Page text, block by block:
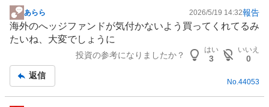
掲
示
板
あらら 2026/5/19 14:32報告
海外のへッジファンドが気付かないよう買ってくれてるみ
たいね、大変でしょうに
投資の参考になりましたか？
はい
3
いいえ
0
返信
No. 44053